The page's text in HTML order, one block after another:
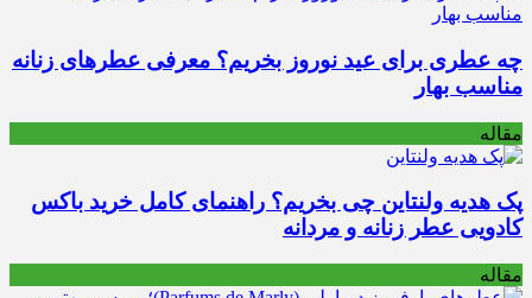
چه عطری برای عید نوروز بخریم؟ معرفی عطرهای زنانه
مناسب بهار
مقاله
پک هدیه ولنتاین چی بخریم؟ راهنمای کامل خرید باکس
کادویی عطر زنانه و مردانه
مقاله